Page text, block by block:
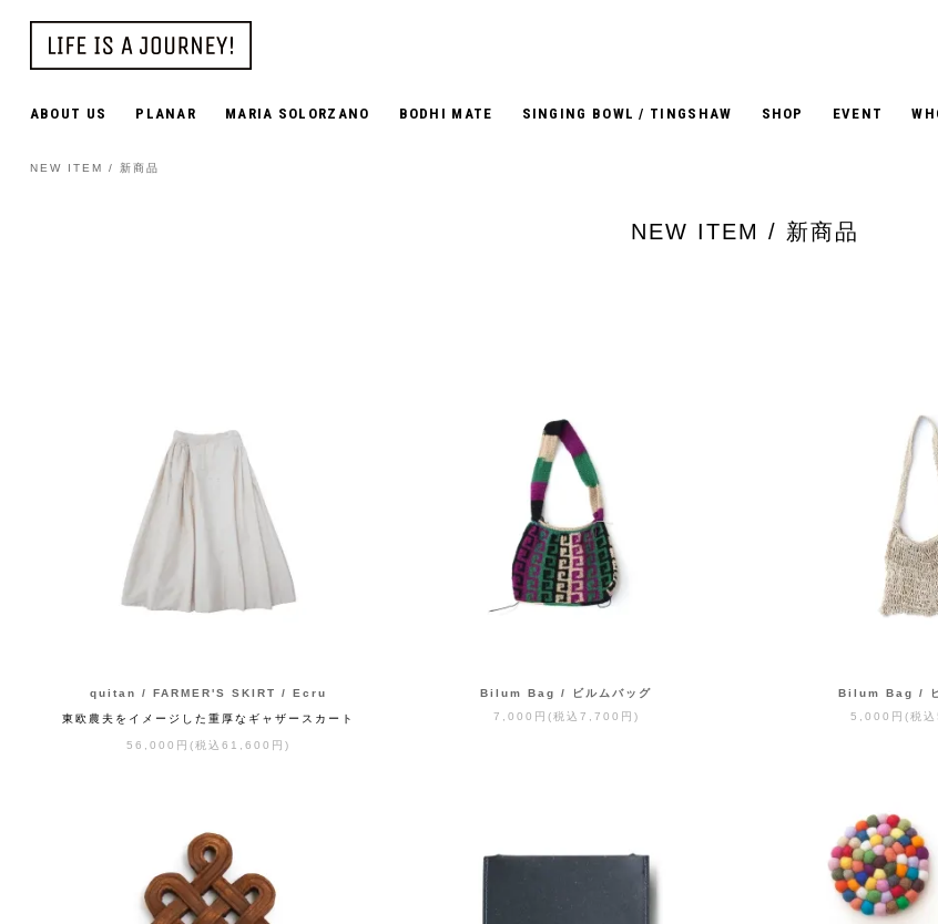
ABOUT US PLANAR MARIA SOLORZANO BODHI MATE SINGING BOWL / TINGSHAW SHOP EVENT
NEW ITEM / 新商品
NEW ITEM / 新商品
quitan / FARMER'S SKIRT / Ecru
東欧農夫をイメージした重厚なギャザースカート
56,000円(税込61,600円)
Bilum Bag / ビルムバッグ
7,000円(税込7,700円)
Bilum Bag / ビ
5,000円(税